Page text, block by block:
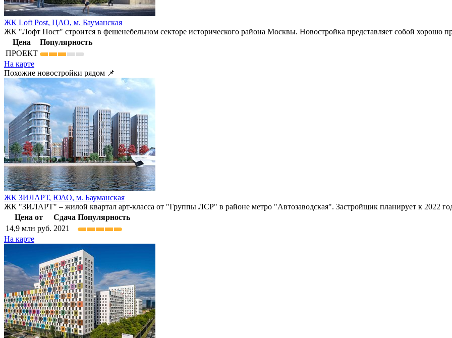
ЖК Loft Post, ЦАО, м. Бауманская
ЖК "Лофт Пост" строится в фешенебельном секторе исторического района Москвы. Новостройка представляет собой хорошо
Цена
Популярность
ПРОЕКТ
На карте
Похожие новостройки рядом 📌
ЖК ЗИЛАРТ, ЮАО, м. Бауманская
ЖК "ЗИЛАРТ" – жилой квартал арт-класса от "Группы ЛСР" в районе метро "Автозаводская". Застройщик планирует к 2022
Цена от
Сдача Популярность
14,9 млн руб. 2021
На карте